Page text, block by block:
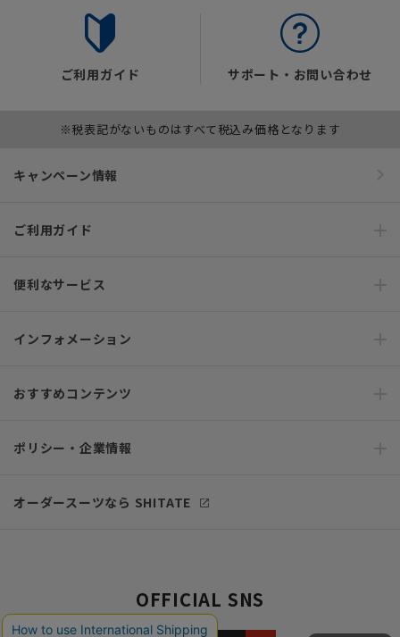
ご利用ガイド サポート・お問い合わせ
※税表記がないものはすべて税込み価格となります
キャンペーン情報
ご利用ガイド
便利なサービス
インフォメーション
おすすめコンテンツ
ポリシー・企業情報
オーダースーツなら SHITATE
OFFICIAL SNS